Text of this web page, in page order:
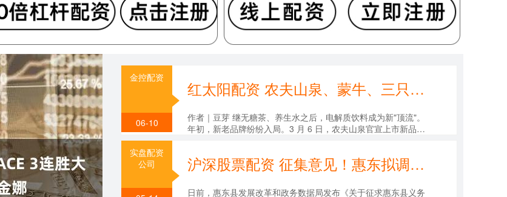
金控配资
06-10
红太阳配资 农夫山泉、蒙牛、三只松鼠...为什么巨头扎堆入局电解质水？
作者｜豆芽 继无糖茶、养生水之后，电解质饮料成为新"顶流"。
年初，新老品牌纷纷入局。3 月 6 日，农夫山泉官宣上市新品电
实盘配资
公司
沪深股票配资 征集意见！惠东拟调整中小学课后服务收费标准
日前，惠东县发展改革和政务数据局发布《关于征求惠东县义务